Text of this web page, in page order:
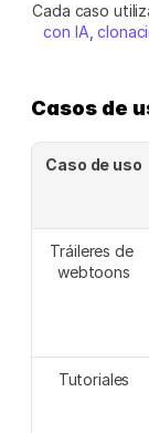
Cada caso
con IA ,
Casos de
Caso de uso
Tráileres de
webtoons
Tutoriales